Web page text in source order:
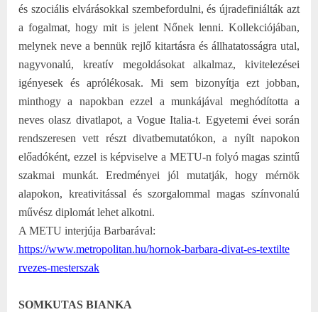
és szociális elvárásokkal szembefordulni, és újradefiniálták azt
a fogalmat, hogy mit is jelent Nőnek lenni. Kollekciójában,
melynek neve a bennük rejlő kitartásra és állhatatosságra utal,
nagyvonalú, kreatív megoldásokat alkalmaz, kivitelezései
igényesek és aprólékosak. Mi sem bizonyítja ezt jobban,
minthogy a napokban ezzel a munkájával meghódította a
neves olasz divatlapot, a Vogue Italia-t. Egyetemi évei során
rendszeresen vett részt divatbemutatókon, a nyílt napokon
előadóként, ezzel is képviselve a METU-n folyó magas szintű
szakmai munkát. Eredményei jól mutatják, hogy mérnök
alapokon, kreativitással és szorgalommal magas színvonalú
művész diplomát lehet alkotni.
A METU interjúja Barbarával:
https://www.metropolitan.hu/hornok-barbara-divat-es-textilte
rvezes-mesterszak
SOMKUTAS BIANKA